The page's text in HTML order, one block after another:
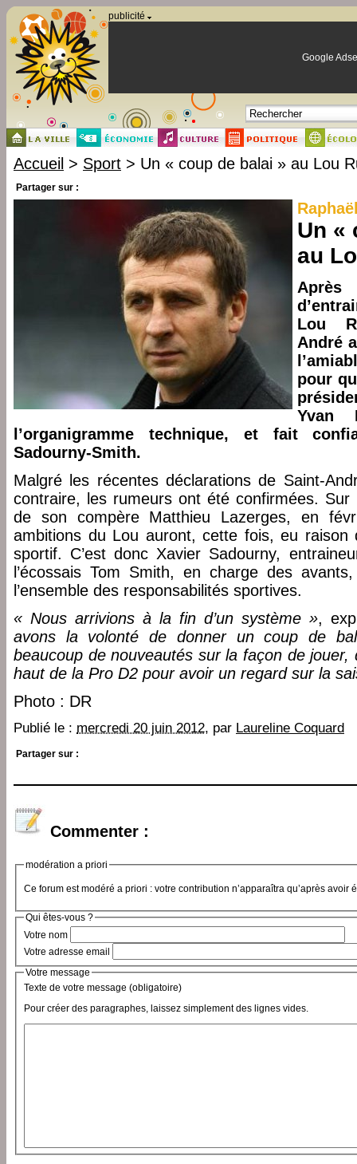
publicité
Google
Accueil > Sport > Un « coup de balai » au Lou
Partager sur :
Un «
au
Lou
André
pour
Yvan
l’organigramme technique, et fait
Sadourny-Smith.
Malgré les récentes déclarations de Saint-
contraire, les rumeurs ont été confirmées. Sur
de son compère Matthieu Lazerges, en
ambitions du Lou auront, cette fois, eu raison
sportif. C’est donc Xavier Sadourny,
l’écossais Tom Smith, en charge des
l’ensemble des responsabilités sportives.
« Nous arrivions à la fin d’un système »,
avons la volonté de donner un coup de
beaucoup de nouveautés sur la façon de
haut de la Pro D2 pour avoir un regard sur la
Photo : DR
Publié le : mercredi 20 juin 2012, par Laureline Coquard
Partager sur :
Commenter :
modération a priori
Ce forum est modéré a priori : votre contribution n’apparaîtra qu’après avoir
Qui êtes-vous ?
Votre nom
Votre adresse email
Votre message
Texte de votre message (obligatoire)
Pour créer des paragraphes, laissez simplement des lignes vides.
Panneau de gestion des cookies